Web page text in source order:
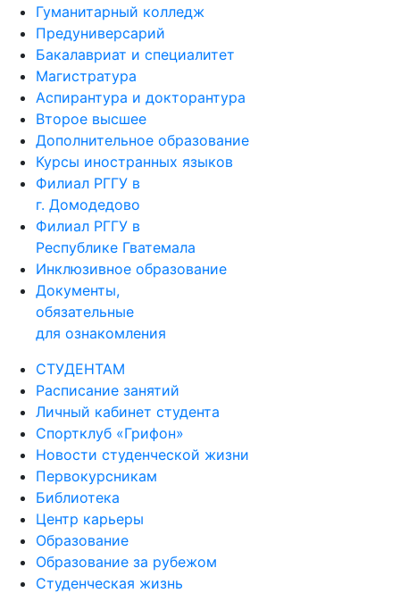
Гуманитарный колледж
Предуниверсарий
Бакалавриат и специалитет
Магистратура
Аспирантура и докторантура
Второе высшее
Дополнительное образование
Курсы иностранных языков
Филиал РГГУ в
г. Домодедово
Филиал РГГУ в
Республике Гватемала
Инклюзивное образование
Документы,
обязательные
для ознакомления
СТУДЕНТАМ
Расписание занятий
Личный кабинет студента
Спортклуб «Грифон»
Новости студенческой жизни
Первокурсникам
Библиотека
Центр карьеры
Образование
Образование за рубежом
Студенческая жизнь